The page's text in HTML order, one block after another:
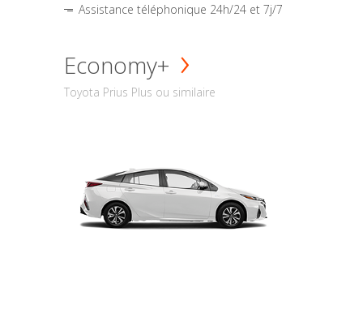
Assistance téléphonique 24h/24 et 7j/7
Economy+
Toyota Prius Plus ou similaire